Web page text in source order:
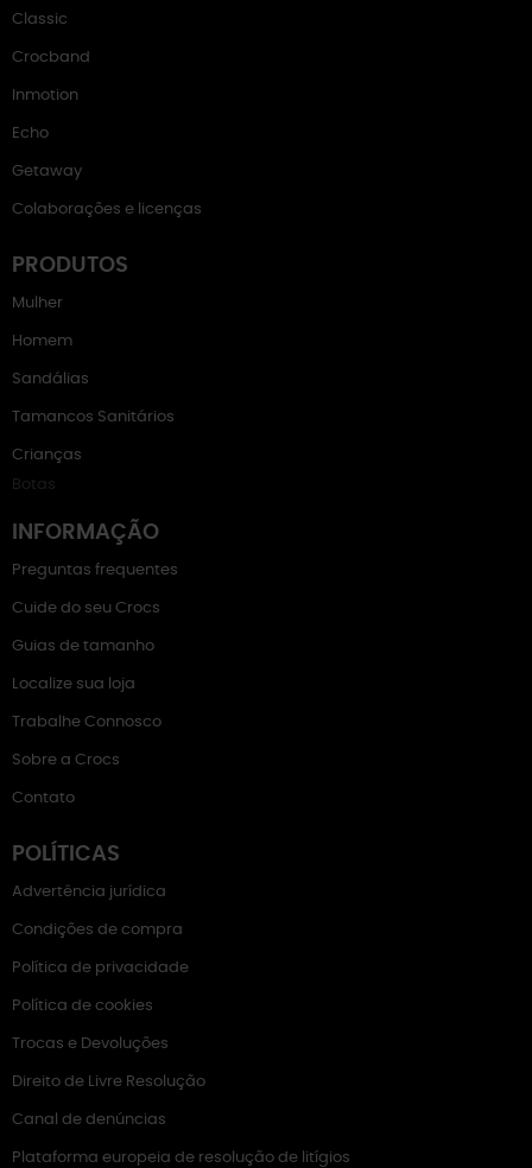
Classic
Crocband
Inmotion
Echo
Getaway
Colaborações e licenças
PRODUTOS
Mulher
Homem
Sandálias
Tamancos Sanitários
Crianças
Botas
INFORMAÇÃO
Preguntas frequentes
Cuide do seu Crocs
Guias de tamanho
Localize sua loja
Trabalhe Connosco
Sobre a Crocs
Contato
POLÍTICAS
Advertência jurídica
Condições de compra
Política de privacidade
Política de cookies
Trocas e Devoluções
Direito de Livre Resolução
Canal de denúncias
Plataforma europeia de resolução de litígios